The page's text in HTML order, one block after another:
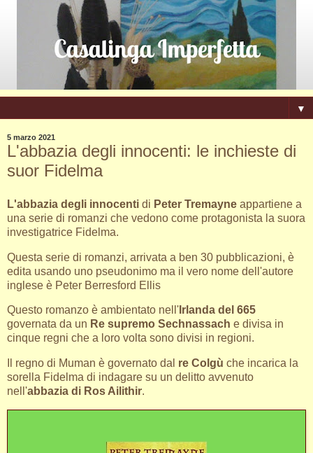
▼
5 marzo 2021
L'abbazia degli innocenti: le inchieste di
suor Fidelma
L'abbazia degli innocenti di Peter Tremayne appartiene a
una serie di romanzi che vedono come protagonista la suora
investigatrice Fidelma.
Questa serie di romanzi, arrivata a ben 30 pubblicazioni, è
edita usando uno pseudonimo ma il vero nome dell'autore
inglese è Peter Berresford Ellis
Questo romanzo è ambientato nell' Irlanda del 665
governata da un Re supremo Sechnassach e divisa in
cinque regni che a loro volta sono divisi in regioni.
Il regno di Muman è governato dal re Colgù che incarica la
sorella Fidelma di indagare su un delitto avvenuto
nell'abbazia di Ros Ailithir.